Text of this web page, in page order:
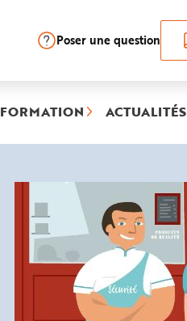
Poser une question
FORMATION ACTUALITÉS